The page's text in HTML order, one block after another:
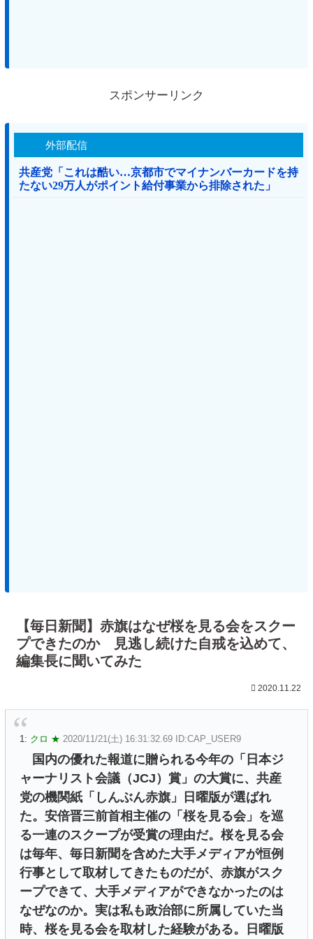
スポンサーリンク
外部配信
共産党「これは酷い…京都市でマイナンバーカードを持
たない29万人がポイント給付事業から排除された」
【毎日新聞】赤旗はなぜ桜を見る会をスクー
プできたのか 見逃し続けた自戒を込めて、
編集長に聞いてみた
2020.11.22
1: クロ ★ 2020/11/21(土) 16:31:32.69 ID:CAP_USER9
国内の優れた報道に贈られる今年の「日本ジ
ャーナリスト会議（JCJ）賞」の大賞に、共産
党の機関紙「しんぶん赤旗」日曜版が選ばれ
た。安倍晋三前首相主催の「桜を見る会」を巡
る一連のスクープが受賞の理由だ。桜を見る会
は毎年、毎日新聞を含めた大手メディアが恒例
行事として取材してきたものだが、赤旗がスク
ープできて、大手メディアができなかったのは
なぜなのか。実は私も政治部に所属していた当
時、桜を見る会を取材した経験がある。日曜版